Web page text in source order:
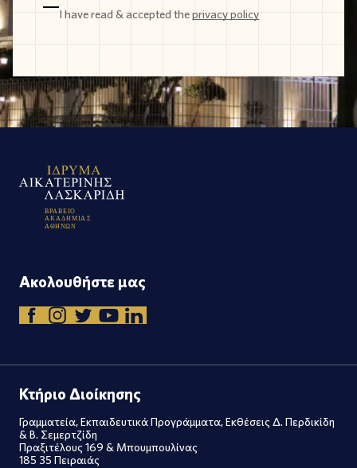
I have read & accepted theprivacy policy
ΒΡΑΒΕΙΟ
ΑΚΑΔΗΜΙΑ Σ
Α ΘΗΝΩΝ
Ακολουθήστε μας
Κτήριο Διοίκησης
Γραμματεία, Εκπαιδευτικά Προγράμματα, Εκθέσεις Δ. Περδικίδη
& Β. Σεμερτζίδη
Πραξιτέλους 169 & Μπουμπουλίνας
185 35 Πειραιάς